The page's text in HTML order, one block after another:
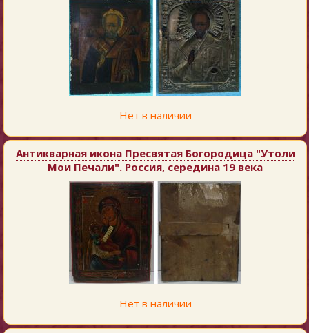
Нет в наличии
Антикварная икона Пресвятая Богородица "Утоли
Мои Печали". Россия, середина 19 века
Нет в наличии